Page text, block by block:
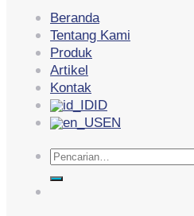
Beranda
Tentang Kami
Produk
Artikel
Kontak
ID
EN
Pencarian